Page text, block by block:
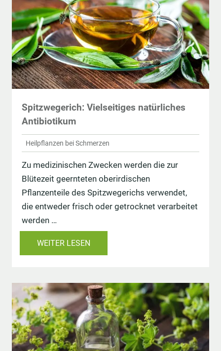
Spitzwegerich: Vielseitiges natürliches
Antibiotikum
Heilpflanzen bei Schmerzen
Zu medizinischen Zwecken werden die zur
Blütezeit geernteten oberirdischen
Pflanzenteile des Spitzwegerichs verwendet,
die entweder frisch oder getrocknet verarbeitet
werden …
WEITER LESEN